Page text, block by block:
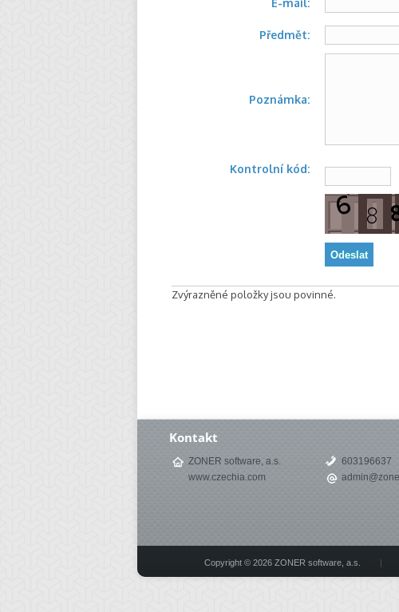
E-mail:
Předmět:
Poznámka:
Kontrolní kód:
Zvýrazněné položky jsou povinné.
Kontakt
ZONER software, a.s.
www.czechia.com
603196637
Copyright © 2026 ZONER software, a.s. |